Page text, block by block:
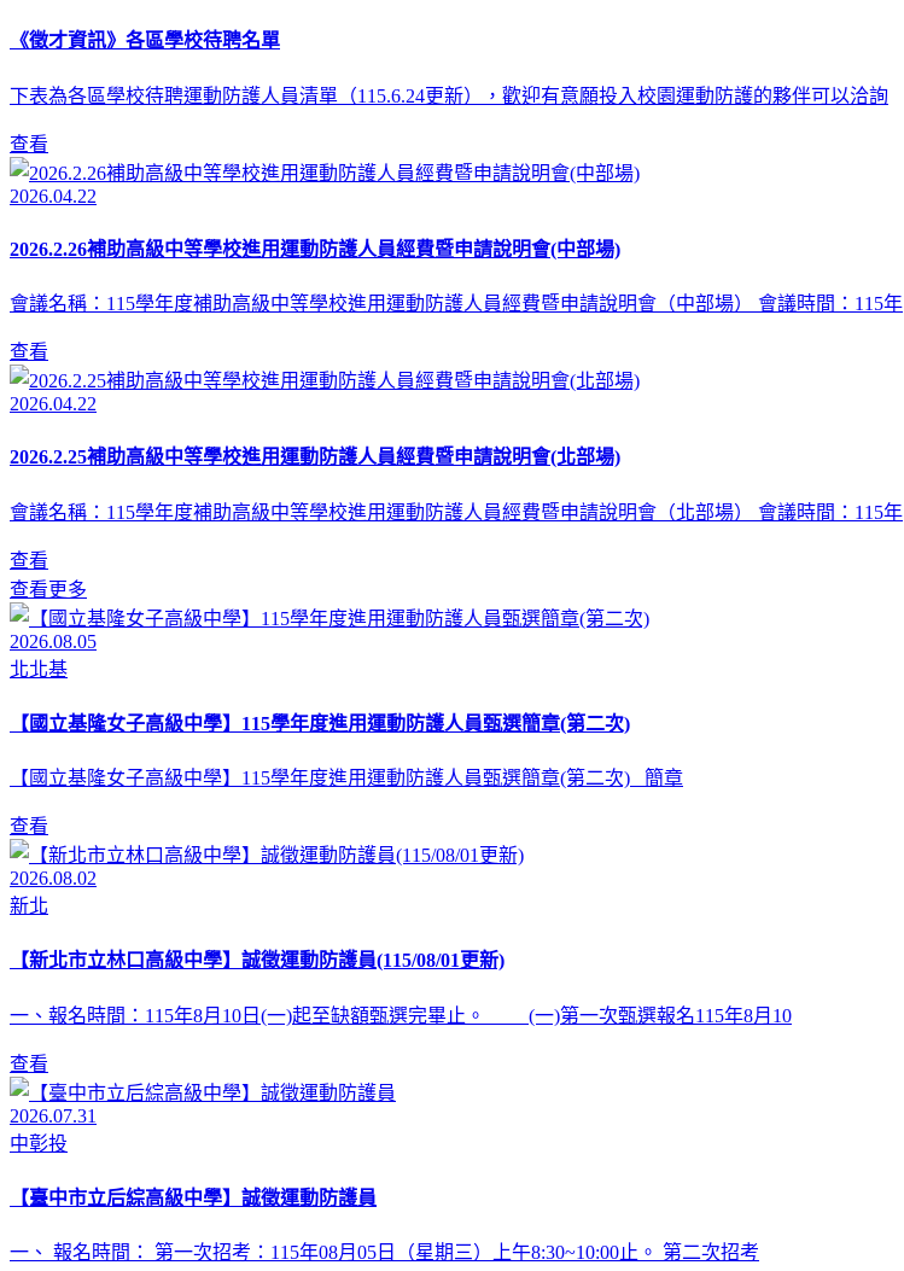
《徵才資訊》各區學校待聘名單
下表為各區學校待聘運動防護人員清單（115.6.24更新），歡迎有意願投入校園運動防護的夥伴可以洽詢
查看
2026.04.22
2026.2.26補助高級中等學校進用運動防護人員經費暨申請說明會(中部場)
會議名稱：115學年度補助高級中等學校進用運動防護人員經費暨申請說明會（中部場） 會議時間：115年
查看
2026.04.22
2026.2.25補助高級中等學校進用運動防護人員經費暨申請說明會(北部場)
會議名稱：115學年度補助高級中等學校進用運動防護人員經費暨申請說明會（北部場） 會議時間：115年
查看
查看更多
2026.08.05
北北基
【國立基隆女子高級中學】115學年度進用運動防護人員甄選簡章(第二次)
【國立基隆女子高級中學】115學年度進用運動防護人員甄選簡章(第二次) 簡章
查看
2026.08.02
新北
【新北市立林口高級中學】誠徵運動防護員(115/08/01更新)
一、報名時間：115年8月10日(一)起至缺額甄選完畢止。 (一)第一次甄選報名115年8月10
查看
2026.07.31
中彰投
【臺中市立后綜高級中學】誠徵運動防護員
一、 報名時間： 第一次招考：115年08月05日（星期三）上午8:30~10:00止。 第二次招考